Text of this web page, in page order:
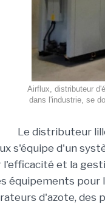
Airflux, distributeur
dans l'industrie, se
Le distributeur
s'équipe d'un
l'efficacité et la
équipements
d'azote, des